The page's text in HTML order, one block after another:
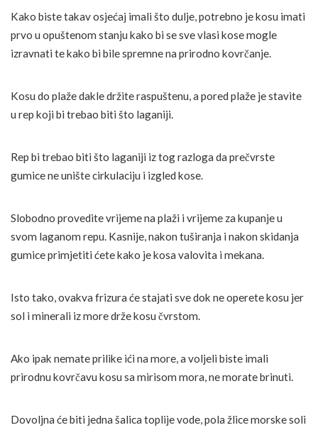
Kako biste takav osjećaj imali što dulje, potrebno je kosu imati
prvo u opuštenom stanju kako bi se sve vlasi kose mogle
izravnati te kako bi bile spremne na prirodno kovrčanje.
Kosu do plaže dakle držite raspuštenu, a pored plaže je stavite
u rep koji bi trebao biti što laganiji.
Rep bi trebao biti što laganiji iz tog razloga da prečvrste
gumice ne unište cirkulaciju i izgled kose.
Slobodno provedite vrijeme na plaži i vrijeme za kupanje u
svom laganom repu. Kasnije, nakon tuširanja i nakon skidanja
gumice primjetiti ćete kako je kosa valovita i mekana.
Isto tako, ovakva frizura će stajati sve dok ne operete kosu jer
sol i minerali iz more drže kosu čvrstom.
Ako ipak nemate prilike ići na more, a voljeli biste imali
prirodnu kovrčavu kosu sa mirisom mora, ne morate brinuti.
Dovoljna će biti jedna šalica toplije vode, pola žlice morske soli